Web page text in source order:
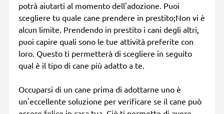
potrà aiutarti al momento dell'adozione. Puoi
scegliere tu quale cane prendere in prestito;Non vi è
alcun limite. Prendendo in prestito i cani degli altri,
puoi capire quali sono le tue attività preferite con
loro. Questo ti permetterà di scegliere in seguito
qual è il tipo di cane più adatto a te.
Occuparsi di un cane prima di adottarne uno è
un'eccellente soluzione per verificare se il cane può